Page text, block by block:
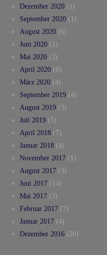
Dezember 2020 (1)
September 2020 (1)
August 2020 (6)
Juni 2020 (1)
Mai 2020 (2)
April 2020 (6)
März 2020 (4)
September 2019 (4)
August 2019 (3)
Juli 2019 (5)
April 2018 (7)
Januar 2018 (4)
November 2017 (1)
August 2017 (3)
Juni 2017 (14)
Mai 2017 (3)
Februar 2017 (7)
Januar 2017 (4)
Dezember 2016 (20)